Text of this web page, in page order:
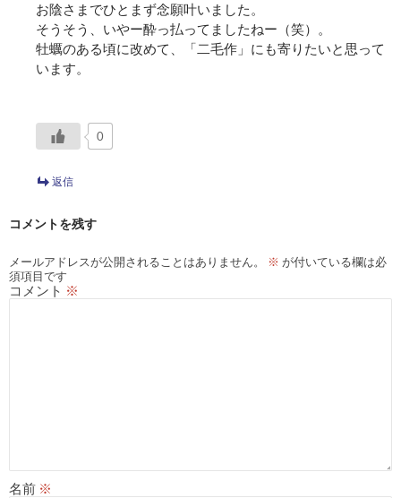
お陰さまでひとまず念願叶いました。
そうそう、いやー酔っ払ってましたねー（笑）。
牡蠣のある頃に改めて、「二毛作」にも寄りたいと思って
います。
0
返信
コメントを残す
メールアドレスが公開されることはありません。 ※ が付いている欄は必
須項目です
コメント ※
名前 ※